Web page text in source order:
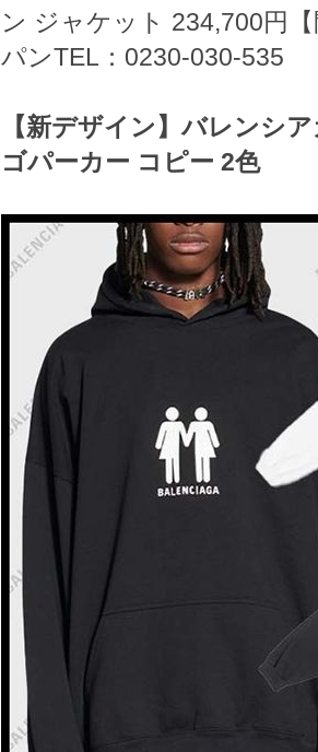
ン ジャケット 234,700円
パンTEL：0230-030-535
【新デザイン】バレンシ
ゴパーカー コピー 2色